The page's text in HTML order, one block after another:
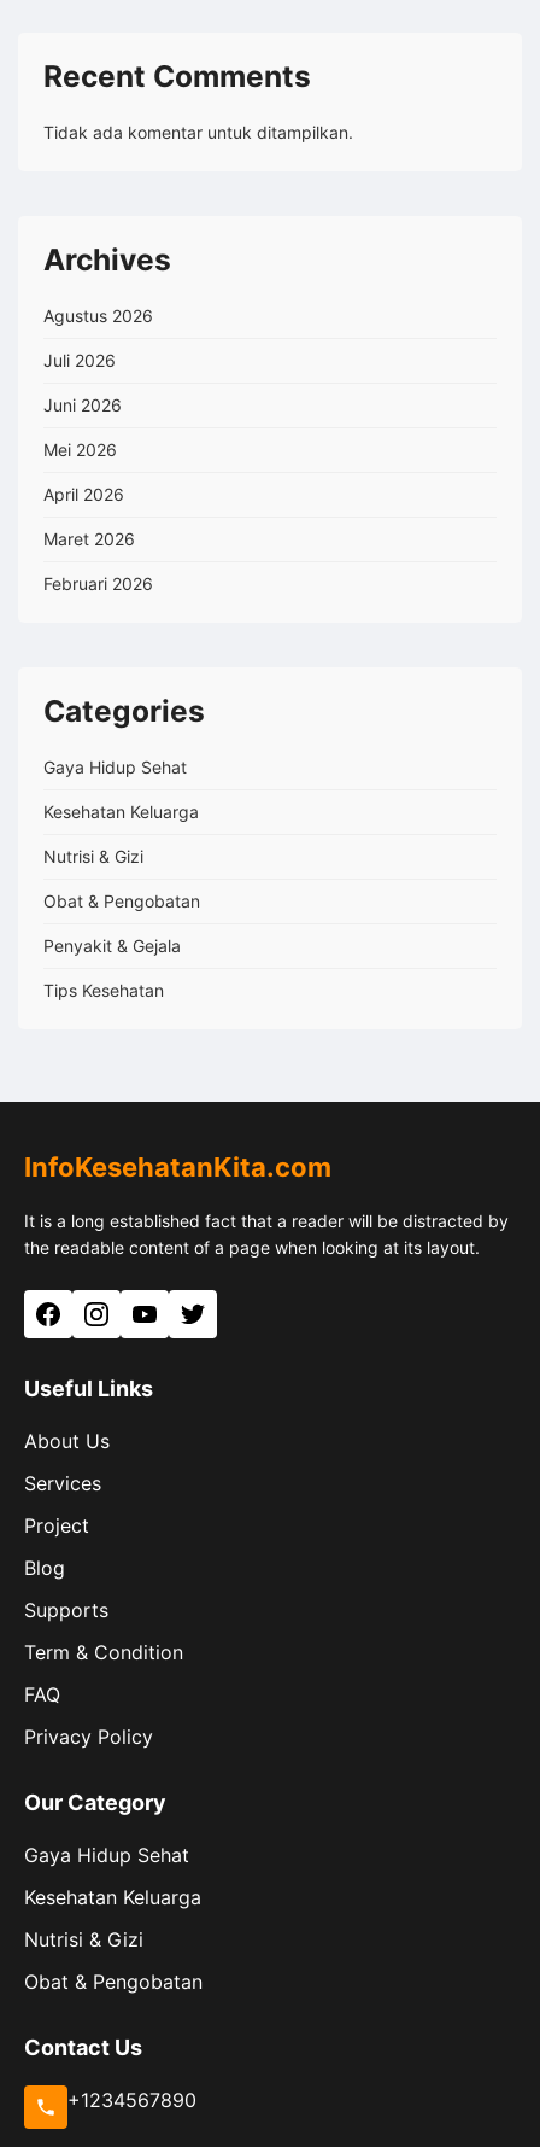
Recent Comments
Tidak ada komentar untuk ditampilkan.
Archives
Agustus 2026
Juli 2026
Juni 2026
Mei 2026
April 2026
Maret 2026
Februari 2026
Categories
Gaya Hidup Sehat
Kesehatan Keluarga
Nutrisi & Gizi
Obat & Pengobatan
Penyakit & Gejala
Tips Kesehatan
InfoKesehatanKita.com
It is a long established fact that a reader will be distracted by
the readable content of a page when looking at its layout.
FacebookInstagramYouTubeTwitter
Useful Links
About Us
Services
Project
Blog
Supports
Term & Condition
FAQ
Privacy Policy
Our Category
Gaya Hidup Sehat
Kesehatan Keluarga
Nutrisi & Gizi
Obat & Pengobatan
Contact Us
+1234567890